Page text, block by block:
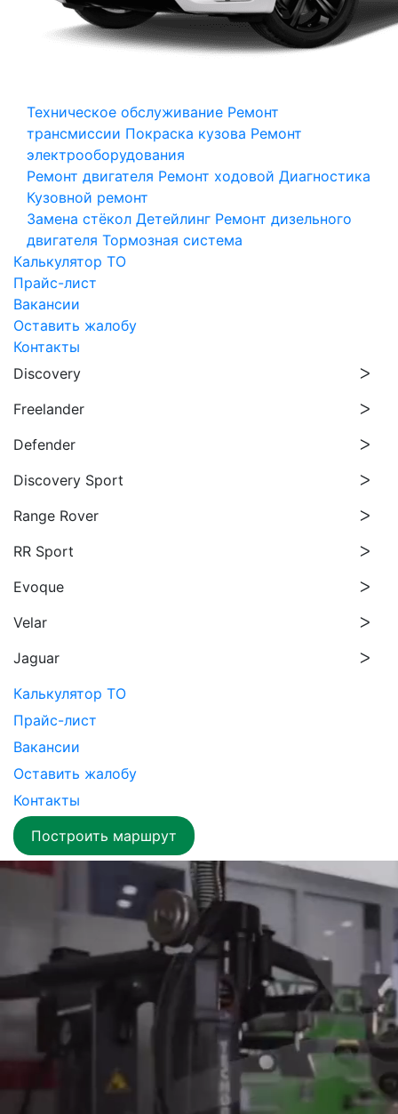
Техническое обслуживание Ремонт
трансмиссии Покраска кузова Ремонт
электрооборудования
Ремонт двигателя Ремонт ходовой Диагностика
Кузовной ремонт
Замена стёкол Детейлинг Ремонт дизельного
двигателя Тормозная система
Калькулятор ТО
Прайс-лист
Вакансии
Оставить жалобу
Контакты
Discovery
Freelander
Defender
Discovery Sport
Range Rover
RR Sport
Evoque
Velar
Jaguar
Калькулятор ТО
Прайс-лист
Вакансии
Оставить жалобу
Контакты
Построить маршрут